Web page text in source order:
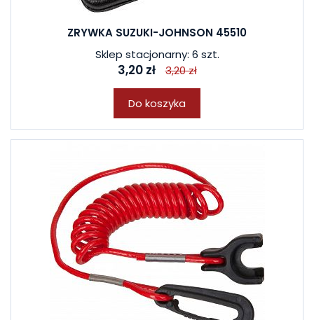
ZRYWKA SUZUKI-JOHNSON 45510
Sklep stacjonarny: 6 szt.
3,20 zł 3,20 zł
Do koszyka